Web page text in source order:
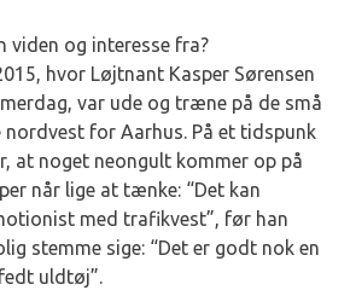
viden og interesse fra?
hvor Løjtnant Kasper Sørensen
var ude og træne på de små
nordvest for Aarhus. På et tidspunk
at noget neongult kommer op på
når lige at tænke: “Det kan
med trafikvest”, før han
stemme sige: “Det er godt nok en
uldtøj”.